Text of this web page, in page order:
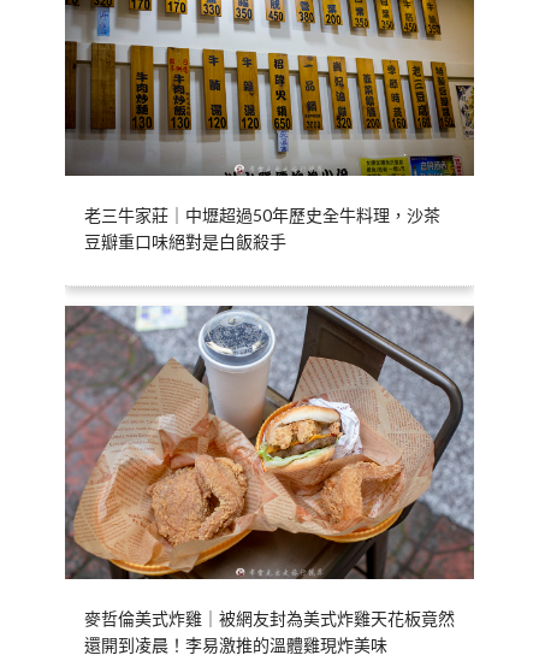
老三牛家莊｜中壢超過50年歷史全牛料理，沙茶
豆瓣重口味絕對是白飯殺手
麥哲倫美式炸雞｜被網友封為美式炸雞天花板竟然
還開到凌晨！李易激推的溫體雞現炸美味